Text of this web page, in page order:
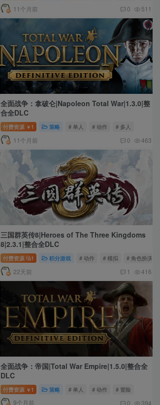
11个月前 0 511
全面战争：拿破仑|Napoleon Total War|1.3.0|整
合全DLC
付费资源 ￥ 1 策略 # 单人 # 动作 # 多人
11个月前 0 463
三国群英传8|Heroes of The Three Kingdoms
8|2.3.1|整合全DLC
付费资源 1 积分游戏 # 动作 # 模拟 # 角色扮演
22天前 1 416
全面战争：帝国|Total War Empire|1.5.0|整合全
DLC
付费资源 ￥ 1 策略 # 单人 # 动作 # 冒险
9个月前 0 394